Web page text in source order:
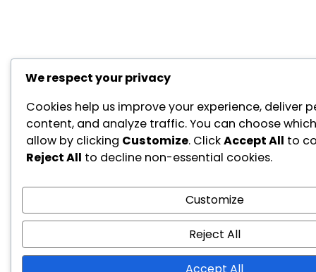
We respect your privacy
Cookies help us improve your experience, deliver
content, and analyze traffic. You can choose
allow by clicking Customize. ClickAccept All to
Reject All to decline non-essential cookies.
Customize
Reject All
Accept All